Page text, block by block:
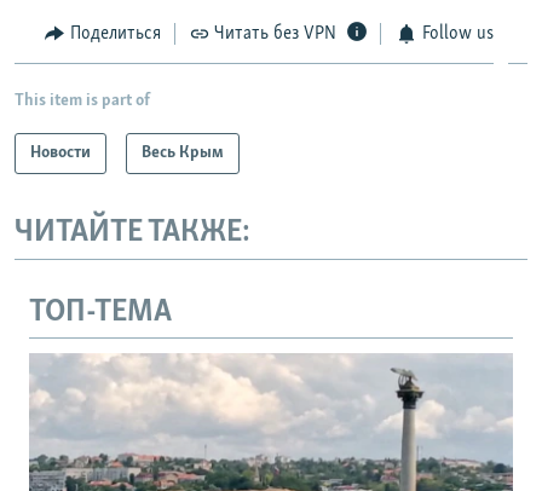
Поделиться Читать без VPN Follow us
This item is part of
Новости Весь Крым
ЧИТАЙТЕ ТАКЖЕ:
ТОП-ТЕМА